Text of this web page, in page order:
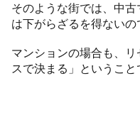
そのような街では、中
は下がらざるを得ないの
マンションの場合も、
スで決まる」ということ